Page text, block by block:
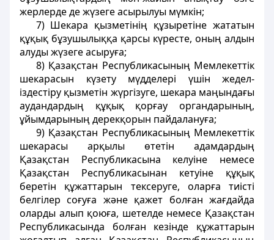
жерлерде де жүзеге асырылуы мүмкiн;
7) Шекара қызметiнiң құзыретiне жататын
құқық бұзушылыққа қарсы күресте, оның алдын
алуды жүзеге асыруға;
8) Қазақстан Республикасының Мемлекеттiк
шекарасын күзету мүдделерi үшiн жедел-
iздестiру қызметін жүргiзуге, шекара маңындағы
аудандардың құқық қорғау органдарының,
ұйымдарының дерекқорын пайдалануға;
9) Қазақстан Республикасының Мемлекеттiк
шекарасы арқылы өтетiн адамдардың
Қазақстан Республикасына келуiне немесе
Қазақстан Республикасынан кетуіне құқық
беретiн құжаттарын тексеруге, оларға тиiстi
белгiлер соғуға және қажет болған жағдайда
оларды алып қоюға, шетелде немесе Қазақстан
Республикасында болған кезiнде құжаттарын